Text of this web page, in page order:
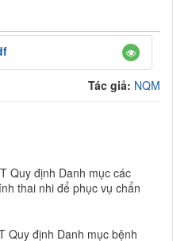
Tác giả: NQM
Quy định Danh mục các
thai nhi để phục vụ chẩn
Quy định Danh mục bệnh